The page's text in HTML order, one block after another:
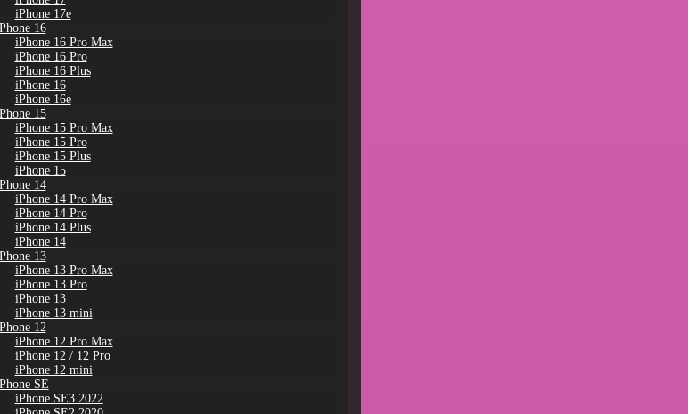
iPhone 17e
16
iPhone 16 Pro Max
iPhone 16 Pro
iPhone 16 Plus
iPhone 16
iPhone 16e
15
iPhone 15 Pro Max
iPhone 15 Pro
iPhone 15 Plus
iPhone 15
14
iPhone 14 Pro Max
iPhone 14 Pro
iPhone 14 Plus
iPhone 14
13
iPhone 13 Pro Max
iPhone 13 Pro
iPhone 13
iPhone 13 mini
12
iPhone 12 Pro Max
iPhone 12 / 12 Pro
iPhone 12 mini
SE
iPhone SE3 2022